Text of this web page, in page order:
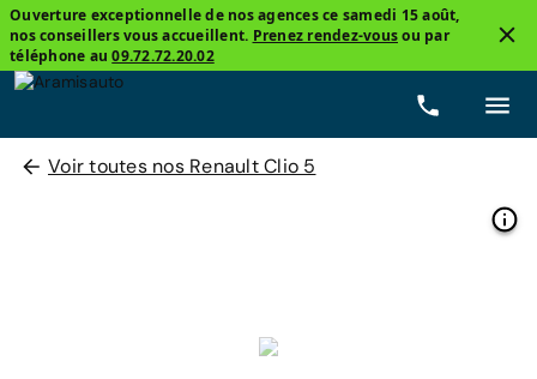
Ouverture exceptionnelle de nos agences ce samedi 15 août,
nos conseillers vous accueillent. Prenez rendez-vousou par
téléphone au09.72.72.20.02
Voir toutes nos Renault Clio 5